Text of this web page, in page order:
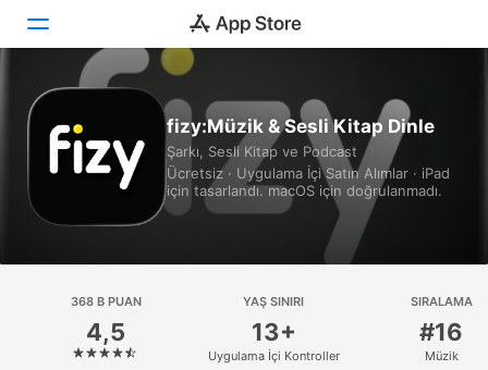
Oyunlar
Uygulamalar
Platform
iPhone
fizy:Müzik & Sesli Kitap Dinle
Şarkı, Sesli Kitap ve Podcast
Ücretsiz · Uygulama İçi Satın Alımlar · iPad
için tasarlandı. macOS için doğrulanmadı.
368 B PUAN
4,5
YAŞ SINIRI
13+
Uygulama İçi Kontroller
SIRALAMA
#16
Müzik